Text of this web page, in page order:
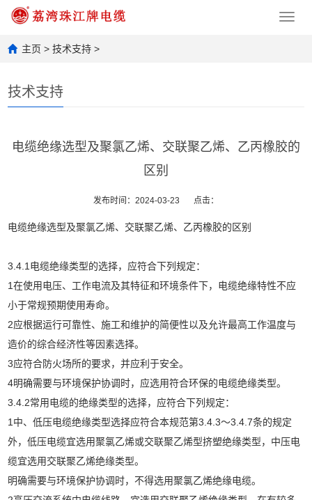
主页 >技术支持 >
技术支持
电缆绝缘选型及聚氯乙烯、交联聚乙烯、乙丙橡胶的
区别
发布时间：2024-03-23 点击：
电缆绝缘选型及聚氯乙烯、交联聚乙烯、乙丙橡胶的区别
3.4.1电缆绝缘类型的选择，应符合下列规定：
1在使用电压、工作电流及其特征和环境条件下，电缆绝缘特性不应
小于常规预期使用寿命。
2应根据运行可靠性、施工和维护的简便性以及允许最高工作温度与
造价的综合经济性等因素选择。
3应符合防火场所的要求，并应利于安全。
4明确需要与环境保护协调时，应选用符合环保的电缆绝缘类型。
3.4.2常用电缆的绝缘类型的选择，应符合下列规定：
1中、低压电缆绝缘类型选择应符合本规范第3.4.3～3.4.7条的规定
外，低压电缆宜选用聚氯乙烯或交联聚乙烯型挤塑绝缘类型，中压电
缆宜选用交联聚乙烯绝缘类型。
明确需要与环境保护协调时，不得选用聚氯乙烯绝缘电缆。